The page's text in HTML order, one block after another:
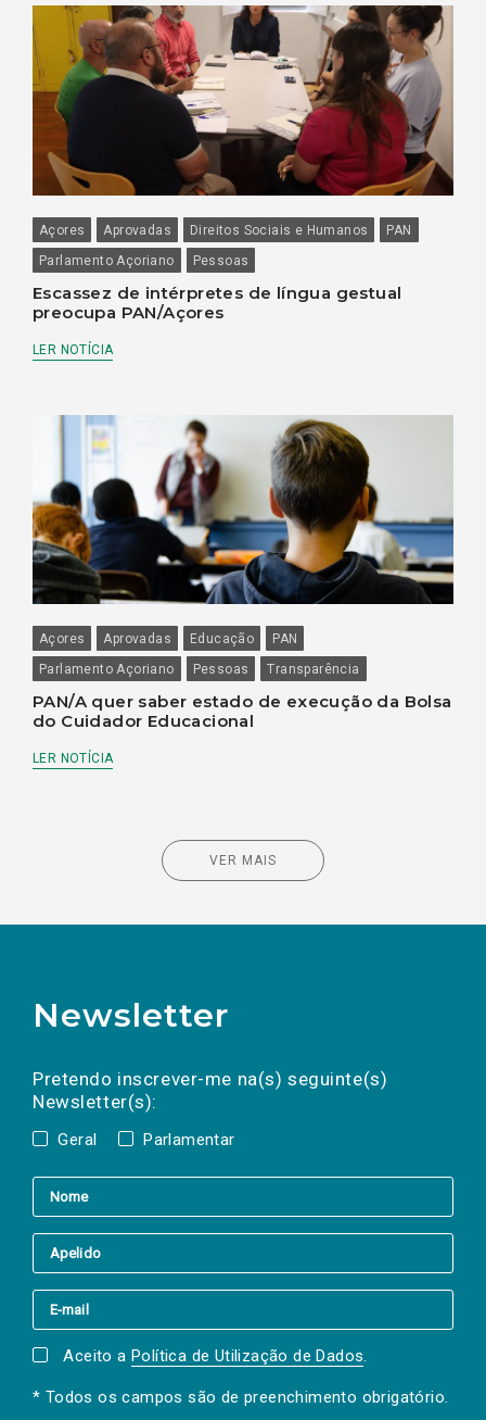
Açores Aprovadas Direitos Sociais e Humanos
PAN
Parlamento Açoriano
Pessoas
Escassez de intérpretes de língua gestual
preocupa PAN/Açores
LER NOTÍCIA
Açores Aprovadas Educação
PAN
Parlamento Açoriano
Pessoas Transparência
PAN/A quer saber estado de execução da Bolsa
do Cuidador Educacional
LER NOTÍCIA
VER MAIS
Newsletter
Pretendo inscrever-me na(s) seguinte(s)
Newsletter(s):
Geral Parlamentar
a(s) newsletter(s).
mail
Aceito a Política de Utilização de Dados.
* Todos os campos são de preenchimento obrigatório.